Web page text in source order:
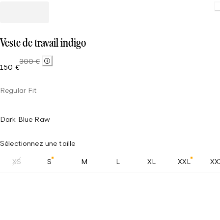
Veste de travail indigo
150 €
300 €
Regular Fit
Dark Blue Raw
Sélectionnez une taille
XS S M L XL XXL